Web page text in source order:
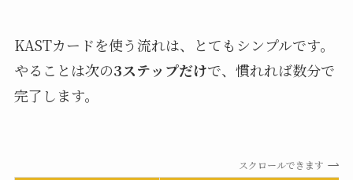
KASTカードを使う流れは、とてもシンプルです。
やることは次の3ステップだけで、慣れれば数分で
完了します。
スクロールできます